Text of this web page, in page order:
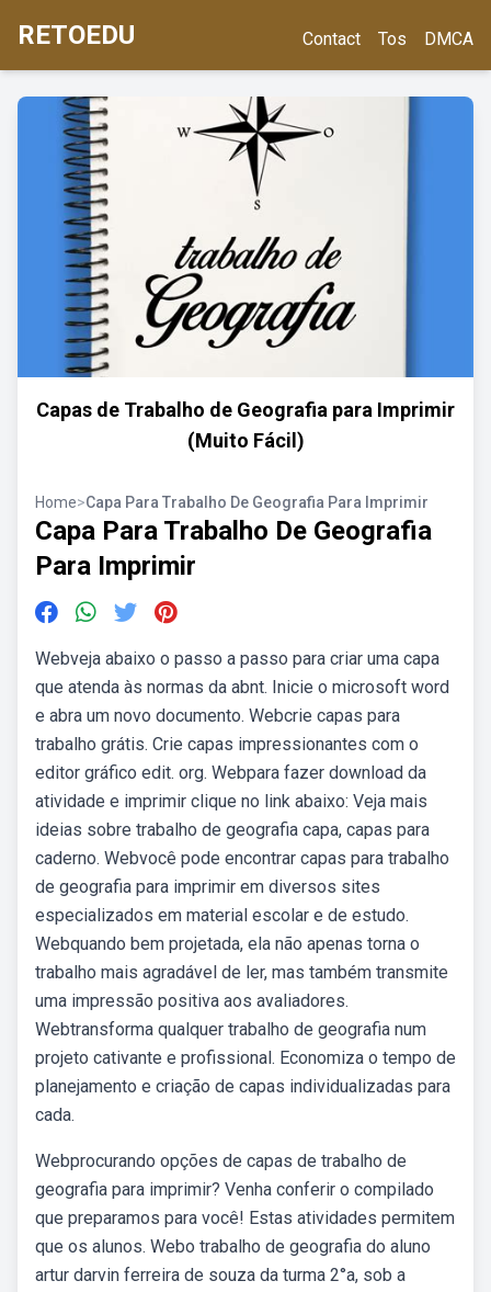
RETOEDU Contact Tos DMCA
Capas de Trabalho de Geografia para Imprimir
(Muito Fácil)
Home>Capa Para Trabalho De Geografia Para Imprimir
Capa Para Trabalho De Geografia
Para Imprimir
Webveja abaixo o passo a passo para criar uma capa
que atenda às normas da abnt. Inicie o microsoft word
e abra um novo documento. Webcrie capas para
trabalho grátis. Crie capas impressionantes com o
editor gráfico edit. org. Webpara fazer download da
atividade e imprimir clique no link abaixo: Veja mais
ideias sobre trabalho de geografia capa, capas para
caderno. Webvocê pode encontrar capas para trabalho
de geografia para imprimir em diversos sites
especializados em material escolar e de estudo.
Webquando bem projetada, ela não apenas torna o
trabalho mais agradável de ler, mas também transmite
uma impressão positiva aos avaliadores.
Webtransforma qualquer trabalho de geografia num
projeto cativante e profissional. Economiza o tempo de
planejamento e criação de capas individualizadas para
cada.
Webprocurando opções de capas de trabalho de
geografia para imprimir? Venha conferir o compilado
que preparamos para você! Estas atividades permitem
que os alunos. Webo trabalho de geografia do aluno
artur darvin ferreira de souza da turma 2°a, sob a